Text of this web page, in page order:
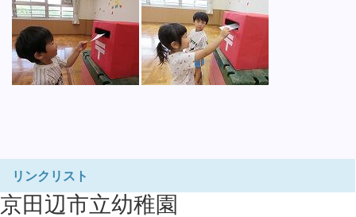
リンクリスト
京田辺市立幼稚園